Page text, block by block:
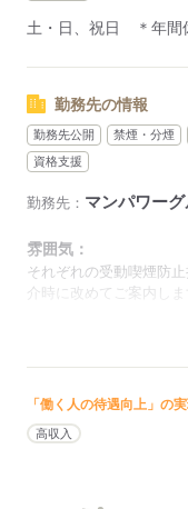
土・日、祝日 ＊年間
勤務先の情報
勤務先公開 禁煙・分煙
資格支援
勤務先： マンパワーグ
雰囲気：
それぞれの受動喫煙防
介時に改めてご案内しま
職場の様子
「働く人の待遇向上」の
高収入